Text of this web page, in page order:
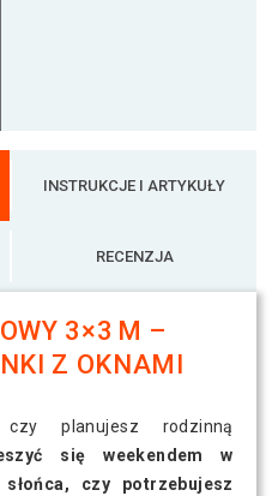
INSTRUKCJE I ARTYKUŁY
RECENZJA
3×3 M –
Z OKNAMI
planujesz rodzinną
się weekendem w
czy potrzebujesz